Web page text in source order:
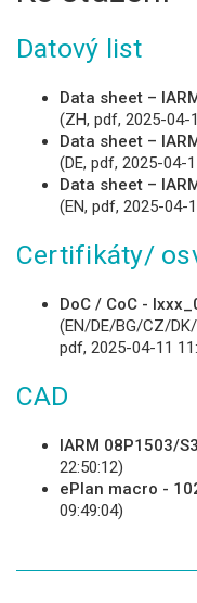
Datový list
Data sheet –
(ZH, pdf, 2025-04-
Data sheet –
(DE, pdf, 2025-04-
Data sheet –
(EN, pdf, 2025-04-
Certifikáty/
DoC / CoC -
(EN/DE/BG/CZ/
pdf, 2025-04-11
CAD
IARM 08P1503/
22:50:12)
ePlan macro -
09:49:04)